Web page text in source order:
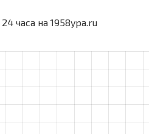
часа на 1958ypa.ru